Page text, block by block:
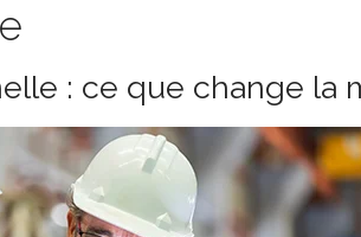
: ce que change la